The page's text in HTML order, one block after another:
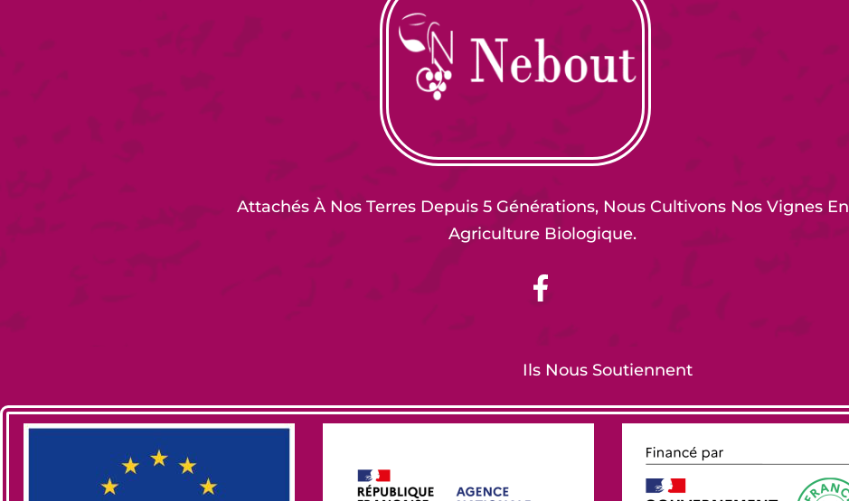
Attachés À Nos Terres Depuis 5 Générations, Nous Cultivons Nos Vignes En
Agriculture Biologique.
Ils Nous Soutiennent